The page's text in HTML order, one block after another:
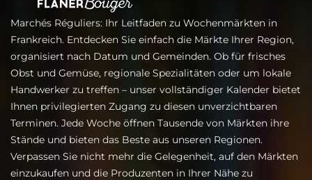
Marchés Réguliers: Ihr Leitfaden zu Wochenmärkten in
Frankreich. Entdecken Sie einfach die Märkte Ihrer Region,
organisiert nach Datum und Gemeinden. Ob für frisches
Obst und Gemüse, regionale Spezialitäten oder um lokale
Handwerker zu treffen – unser vollständiger Kalender bietet
Ihnen privilegierten Zugang zu diesen unverzichtbaren
Terminen. Jede Woche öffnen Tausende von Märkten ihre
Stände und bieten das Beste aus unseren Regionen.
Verpassen Sie nicht mehr die Gelegenheit, auf den Märkten
einzukaufen und die Produzenten in Ihrer Nähe zu